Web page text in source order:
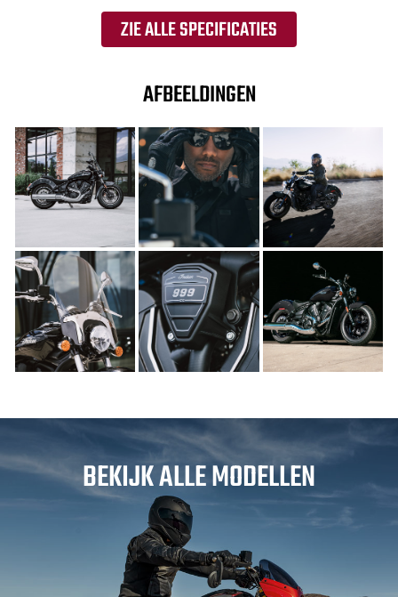
ZIE ALLE SPECIFICATIES
AFBEELDINGEN
BEKIJK ALLE MODELLEN